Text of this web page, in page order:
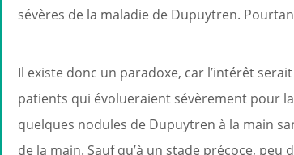
sévères de la maladie de Dupuytren.
Il existe donc un paradoxe, car l’intérêt
patients qui évolueraient sévèrement pour
quelques nodules de Dupuytren à la main
de la main. Sauf qu’à un stade précoce, peu